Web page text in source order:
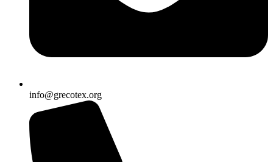
info@grecotex.org